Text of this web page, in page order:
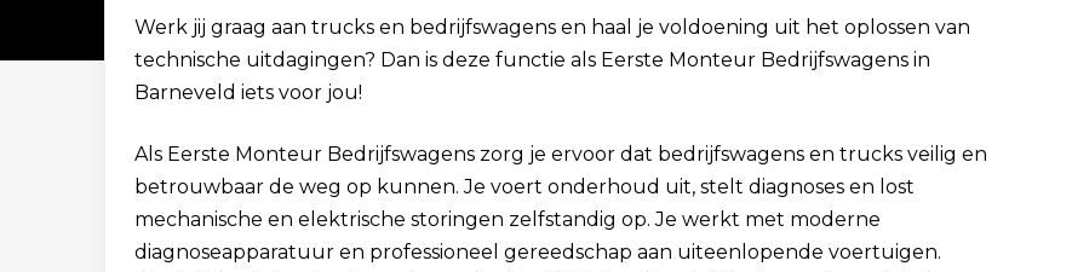
Solliciteer binnen 1 minuut Direct solliciteren
Werk jij graag aan trucks en bedrijfswagens en haal je voldoening uit het oplossen van
technische uitdagingen? Dan is deze functie als Eerste Monteur Bedrijfswagens in
Barneveld iets voor jou!
Als Eerste Monteur Bedrijfswagens zorg je ervoor dat bedrijfswagens en trucks veilig en
betrouwbaar de weg op kunnen. Je voert onderhoud uit, stelt diagnoses en lost
mechanische en elektrische storingen zelfstandig op. Je werkt met moderne
diagnoseapparatuur en professioneel gereedschap aan uiteenlopende voertuigen.